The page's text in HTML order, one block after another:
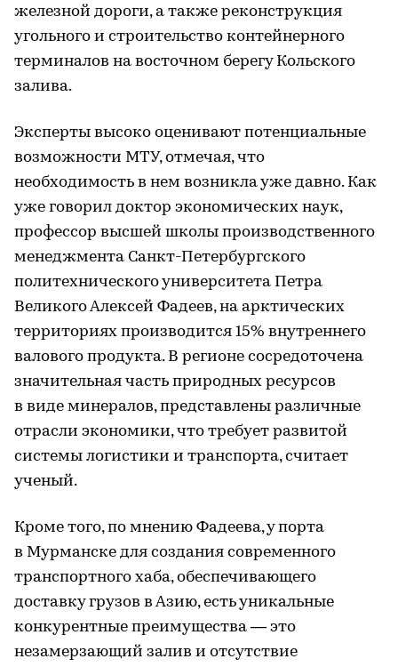
железной дороги, а также реконструкция
угольного и строительство контейнерного
терминалов на восточном берегу Кольского
залива.
Эксперты высоко оценивают потенциальные
возможности МТУ, отмечая, что
необходимость в нем возникла уже давно. Как
уже говорил доктор экономических наук,
профессор высшей школы производственного
менеджмента Санкт-Петербургского
политехнического университета Петра
Великого Алексей Фадеев, на арктических
территориях производится 15% внутреннего
валового продукта. В регионе сосредоточена
значительная часть природных ресурсов
в виде минералов, представлены различные
отрасли экономики, что требует развитой
системы логистики и транспорта, считает
ученый.
Кроме того, по мнению Фадеева, у порта
в Мурманске для создания современного
транспортного хаба, обеспечивающего
доставку грузов в Азию, есть уникальные
конкурентные преимущества — это
незамерзающий залив и отсутствие